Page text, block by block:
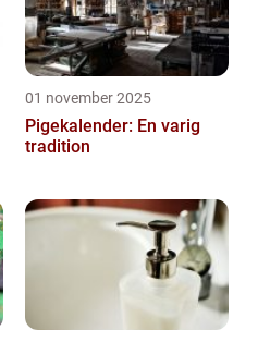
01 november 2025
Pigekalender: En varig
tradition